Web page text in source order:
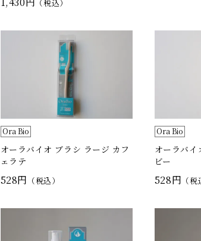
（税込）
Ora Bio
オーラバイオ ブラシ ラージ カフ
ェラテ
528円 （税込）
Ora Bio
オーラバイ
ビー
528円 （税